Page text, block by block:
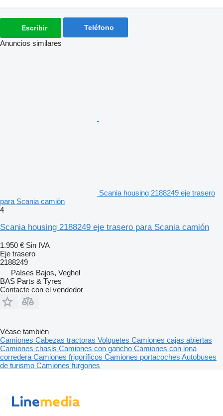
Escribir Teléfono
Anuncios similares
Scania housing 2188249 eje trasero
para Scania camión
4
Scania housing 2188249 eje trasero para Scania camión
1.950 € Sin IVA
Eje trasero
2188249
Países Bajos, Veghel
BAS Parts & Tyres
Contacte con el vendedor
Véase también
Camiones Cabezas tractoras Volquetes Camiones cajas abiertas
Camiones chasis Camiones con gancho Camiones con lona
corredera Camiones frigoríficos Camiones portacoches Autobuses
de turismo Camiones furgones